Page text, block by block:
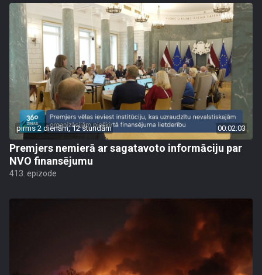
pirms 2 dienām, 12 stundām 00:02:03
Premjers nemierā ar sagatavoto informāciju par
NVO finansējumu
413. epizode